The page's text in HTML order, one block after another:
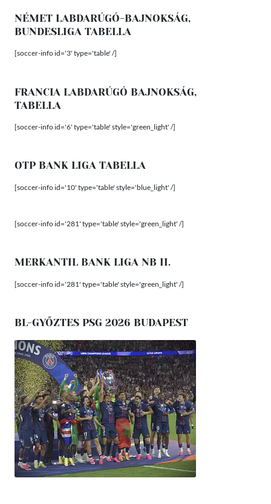
NÉMET LABDARÚGÓ-BAJNOKSÁG,
BUNDESLIGA TABELLA
[soccer-info id='3' type='table' /]
FRANCIA LABDARÚGÓ BAJNOKSÁG,
TABELLA
[soccer-info id='6' type='table' style='green_light' /]
OTP BANK LIGA TABELLA
[soccer-info id='10' type='table' style='blue_light' /]
[soccer-info id='281' type='table' style='green_light' /]
MERKANTIL BANK LIGA NB II.
[soccer-info id='281' type='table' style='green_light' /]
BL-GYŐZTES PSG 2026 BUDAPEST